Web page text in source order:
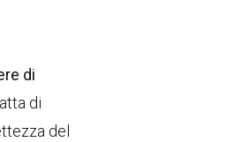
di
di
del